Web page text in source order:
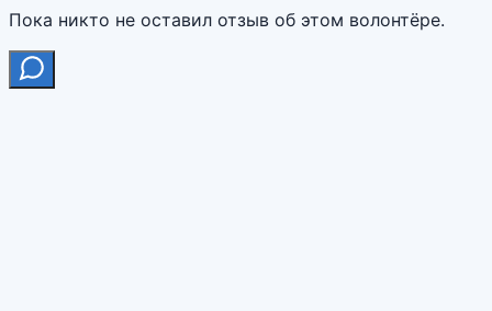
Пока никто не оставил отзыв об этом волонтёре.